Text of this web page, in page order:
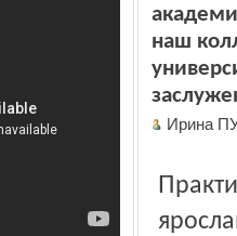
наш
Ирина
Практически вся жизнь Александра Борисовича отдана